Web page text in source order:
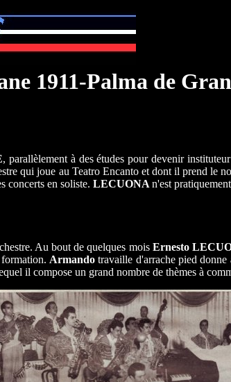
1911-Palma de
, parallèlement à des études pour devenir
qui joue au Teatro Encanto et dont il prend le
concerts en soliste. LECUONA n'est
Au bout de quelques mois Ernesto
Armandotravaille d'arrache pied
il compose un grand nombre de thèmes à